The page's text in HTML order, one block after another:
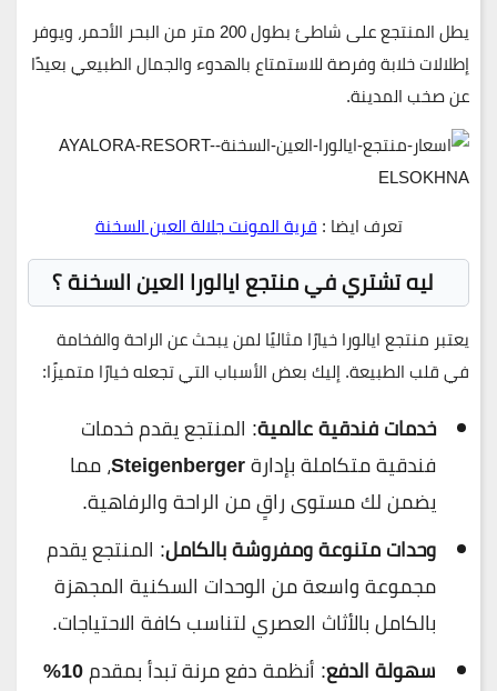
يطل المنتجع على شاطئ بطول200 متر
من البحر الأحمر، ويوفر
إطلالات خلابة وفرصة للاستمتاع بالهدوء والجمال الطبيعي بعيدًا
عن صخب المدينة.
تعرف ايضا :قرية المونت جلالة العين السخنة
ليه تشتري في منتجع ايالورا العين السخنة ؟
يعتبر منتجع ايالوراخيارًا مثاليًا لمن يبحث عن الراحة والفخامة
في قلب الطبيعة. إليك بعض الأسباب التي تجعله خيارًا متميزًا:
خدمات فندقية عالمية: المنتجع يقدم خدمات
فندقية متكاملة بإدارةSteigenberger، مما
يضمن لك مستوى راقٍ من الراحة والرفاهية.
وحدات متنوعة ومفروشة بالكامل: المنتجع يقدم
مجموعة واسعة من الوحدات السكنية المجهزة
بالكامل بالأثاث العصري لتناسب كافة الاحتياجات.
سهولة الدفع: أنظمة دفع مرنة تبدأ بمقدم10%